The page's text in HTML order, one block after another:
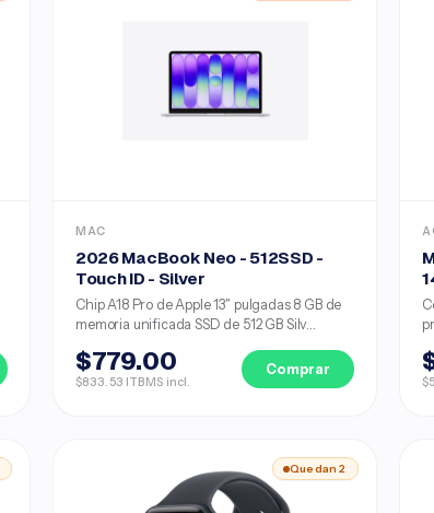
MAC
2026 MacBook Neo - 512SSD -
Touch ID - Silver
Chip A18 Pro de Apple 13" pulgadas 8 GB de
memoria unificada SSD de 512 GB Silv...
$779.00
$833.53 ITBMS incl.
Comprar
Quedan 2